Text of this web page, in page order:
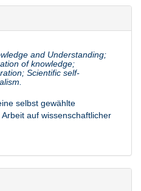
and Understanding;
of knowledge;
Scientific self-
selbst gewählte
auf wissenschaftlicher